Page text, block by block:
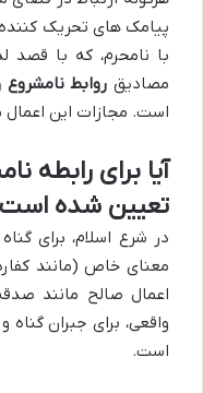
پیامک های تحریک
با نامحرم، که با
مصادیق روابط
است. مجازات این اعمال
آیا برای رابطه
تعیین شده
در شرع اسلام، برای
معنای خاص (مانند
اعمال صالح مانند
واقعی، برای جبران
است.